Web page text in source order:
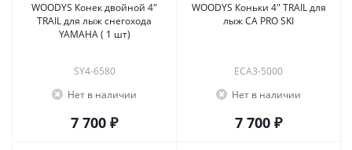
WOODYS Конек двойной 4"
TRAIL для лыж снегохода
YAMAHA ( 1 шт)
SY4-6580
Нет в наличии
7 700 ₽
WOODYS Коньки 4" TRAIL для
лыж CA PRO SKI
ECA3-5000
Нет в наличии
7 700 ₽